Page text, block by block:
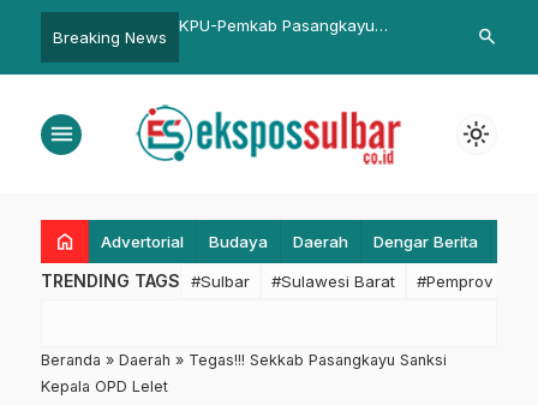
Breaking News
KPU-Pemkab Pasangkayu
Sosialisasikan Tahapan Pilkada
Etape II Pamboang-Banua
Passandeq Semakin Ketat
search
menu light_mode
home Advertorial Budaya Daerah Dengar Berita
TRENDING TAGS #Sulbar #Sulawesi Barat #Pemprov
Beranda » Daerah » Tegas!!! Sekkab Pasangkayu Sanksi
Kepala OPD Lelet